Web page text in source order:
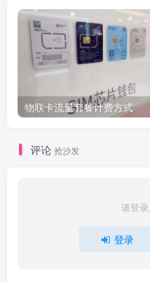
物联卡流量套餐计费方式
评论 抢沙发
请登
登录